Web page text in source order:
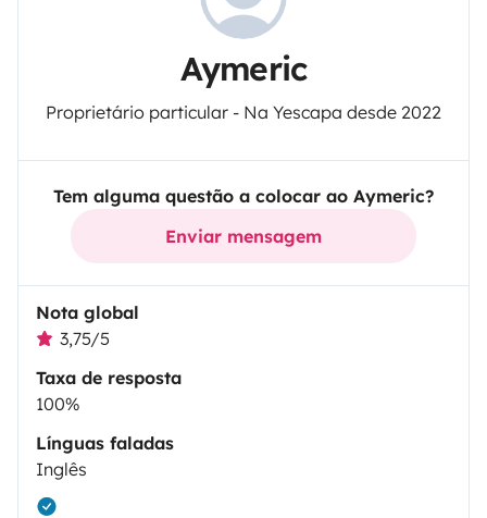
Aymeric
Proprietário particular - Na Yescapa desde 2022
Tem alguma questão a colocar ao Aymeric?
Enviar mensagem
Nota global
3,75/5
Taxa de resposta
100%
Línguas faladas
Inglês